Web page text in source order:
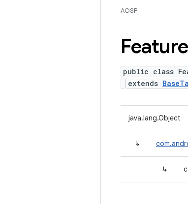
AOSP
Feature
public class
extends
java.lang.Object
↳
↳